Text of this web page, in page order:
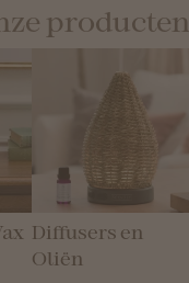
producten
Diffusers en
Oliën